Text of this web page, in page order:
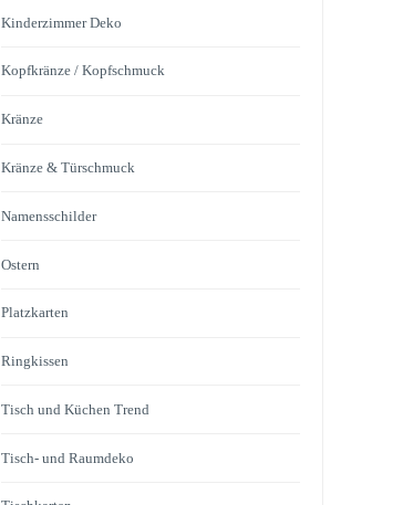
Kinderzimmer Deko
Kopfkränze / Kopfschmuck
Kränze
Kränze & Türschmuck
Namensschilder
Ostern
Platzkarten
Ringkissen
Tisch und Küchen Trend
Tisch- und Raumdeko